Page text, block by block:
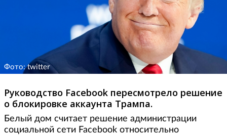
Фото: twitter
Руководство Facebook пересмотрело решение
о блокировке аккаунта Трампа.
Белый дом считает решение администрации
социальной сети Facebook относительно